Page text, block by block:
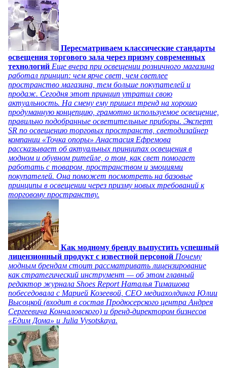
Пересматриваем классические стандарты
освещения торгового зала через призму современных
технологий Еще вчера при освещении розничного магазина
работал принцип: чем ярче свет, чем светлее
пространство магазина, тем больше покупателей и
продаж. Сегодня этот принцип утратил свою
актуальность. На смену ему пришел тренд на хорошо
продуманную концепцию, грамотно используемое освещение,
правильно подобранные осветительные приборы. Эксперт
SR по освещению торговых пространств, светодизайнер
компании «Точка опоры» Анастасия Ефремова
рассказывает об актуальных принципах освещения в
модном и обувном ритейле, о том, как свет помогает
работать с товаром, пространством и эмоциями
покупателей. Она поможет посмотреть на базовые
принципы в освещении через призму новых требований к
торговому пространству.
Как модному бренду выпустить успешный
лицензионный продукт с известной персоной Почему
модным брендам стоит рассматривать лицензирование
как стратегический инструмент — об этом главный
редактор журнала Shoes Report Наталья Тимашова
побеседовала с Марией Козеевой, СЕО медиахолдинга Юлии
Высоцкой (входит в состав Продюсерского центра Андрея
Сергеевича Кончаловского) и бренд-директором бизнесов
«Едим Дома» и Julia Vysotskaya.